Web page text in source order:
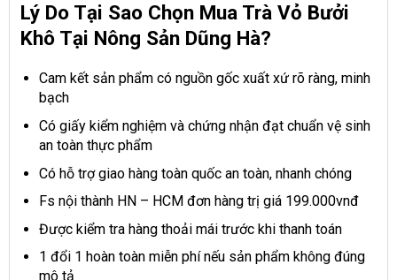
Lý Do Tại Sao Chọn Mua Trà Vỏ Bưởi
Khô Tại Nông Sản Dũng Hà?
Cam kết sản phẩm có nguồn gốc xuất xứ rõ ràng, minh
bạch
Có giấy kiểm nghiệm và chứng nhận đạt chuẩn vệ sinh
an toàn thực phẩm
Có hỗ trợ giao hàng toàn quốc an toàn, nhanh chóng
Fs nội thành HN – HCM đơn hàng trị giá 199.000vnđ
Được kiểm tra hàng thoải mái trước khi thanh toán
1 đổi 1 hoàn toàn miễn phí nếu sản phẩm không đúng
mô tả